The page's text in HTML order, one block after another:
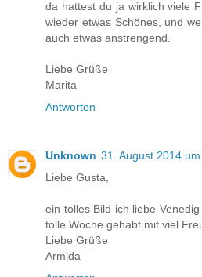
da hattest du ja wirklich viele
wieder etwas Schönes, und
auch etwas anstrengend.
Liebe Grüße
Marita
Antworten
Unknown 31. August 2014
Liebe Gusta,
ein tolles Bild ich liebe
tolle Woche gehabt mit viel
Liebe Grüße
Armida